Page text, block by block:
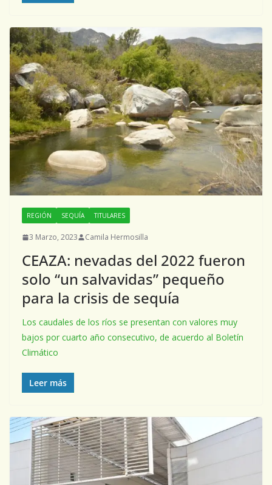
REGIÓN SEQUÍA TITULARES
3 Marzo, 2023 Camila Hermosilla
CEAZA: nevadas del 2022 fueron
solo “un salvavidas” pequeño
para la crisis de sequía
Los caudales de los ríos se presentan con valores muy
bajos por cuarto año consecutivo, de acuerdo al Boletín
Climático
Leer más